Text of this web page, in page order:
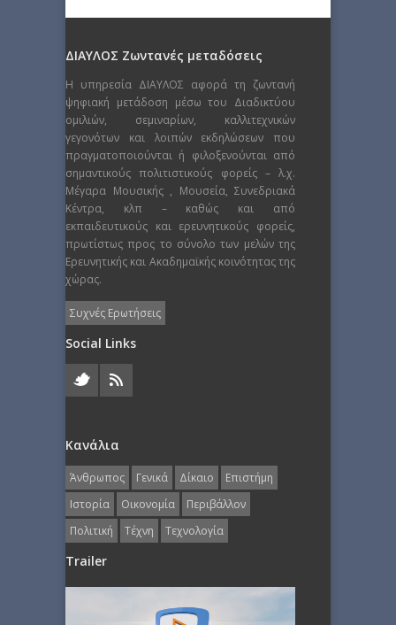
ΔΙΑΥΛΟΣ Ζωντανές μεταδόσεις
Η υπηρεσία ΔΙΑΥΛΟΣ αφορά τη ζωντανή
ψηφιακή μετάδοση μέσω του Διαδικτύου
ομιλιών, σεμιναρίων, καλλιτεχνικών
γεγονότων και λοιπών εκδηλώσεων που
πραγματοποιούνται ή φιλοξενούνται από
σημαντικούς πολιτιστικούς φορείς – λ.χ.
Μέγαρα Μουσικής , Μουσεία, Συνεδριακά
Κέντρα, κλπ – καθώς και από
εκπαιδευτικούς και ερευνητικούς φορείς,
πρωτίστως προς το σύνολο των μελών της
Ερευνητικής και Ακαδημαϊκής κοινότητας της
χώρας.
Συχνές Ερωτήσεις
Social Links
Κανάλια
Άνθρωπος Γενικά Δίκαιο
Επιστήμη
Ιστορία
Οικονομία
Περιβάλλον
Πολιτική
Τέχνη Τεχνολογία
Trailer